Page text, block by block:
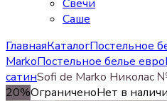
Свечи
Cаше
ГлавнаяКаталогПостельное
MarkoПостельное белье евро
сатинSofi de Marko Николас
20%ОграниченоНет в